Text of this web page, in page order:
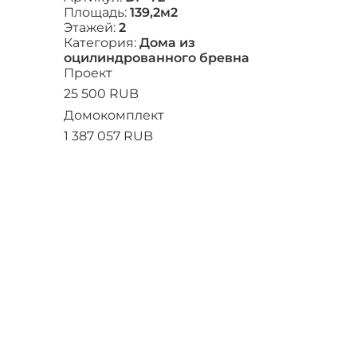
Площадь: 139,2м2
Этажей: 2
Категория: Дома из
оцилиндрованного бревна
Проект
25 500 RUB
Домокомплект
1 387 057 RUB